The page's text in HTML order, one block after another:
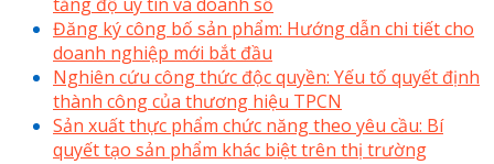
Đăng ký công bố sản phẩm: Hướng dẫn chi tiết cho
doanh nghiệp mới bắt đầu
Nghiên cứu công thức độc quyền: Yếu tố quyết định
thành công của thương hiệu TPCN
Sản xuất thực phẩm chức năng theo yêu cầu: Bí
quyết tạo sản phẩm khác biệt trên thị trường